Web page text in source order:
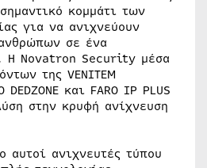
κομμάτι των
για να ανιχνεύουν
σε ένα
Η Novatron Security μέσα
της VENITEM
και FARO IP PLUS
λύση στην κρυφή ανίχνευση
αυτοί ανιχνευτές τύπου